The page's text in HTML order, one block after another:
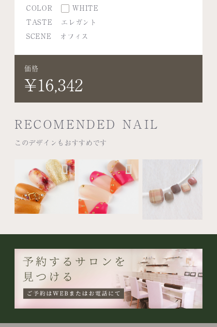
COLOR
WHITE
TASTE
エレガント
SCENE
オフィス
価格
¥16,342
RECOMENDED NAIL
このデザインもおすすめです